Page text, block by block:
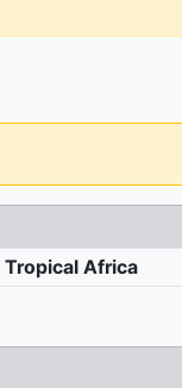
Tropical Africa